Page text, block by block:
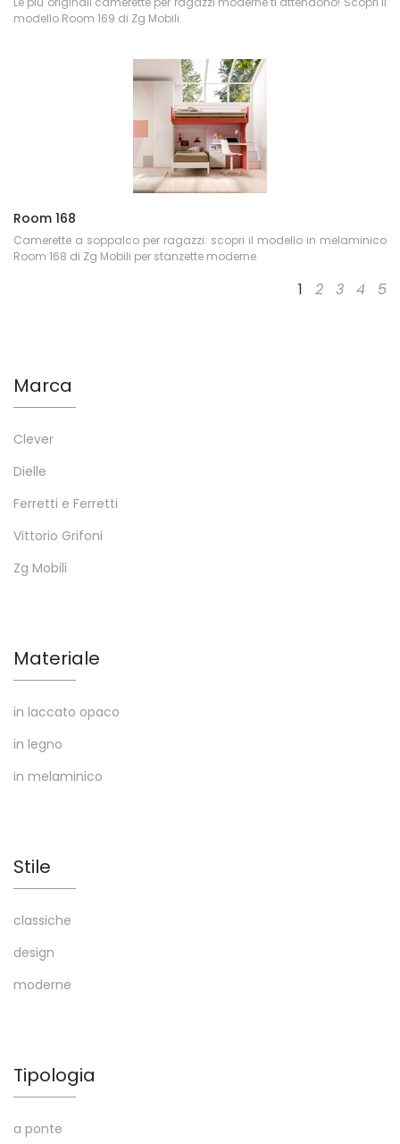
modello Room 169 di Zg Mobili.
Room 168
Camerette a soppalco per ragazzi: scopri il modello in melaminico
Room 168 di Zg Mobili per stanzette moderne.
1 2 3 4 5
Marca
Clever
Dielle
Ferretti e Ferretti
Vittorio Grifoni
Zg Mobili
Materiale
in laccato opaco
in legno
in melaminico
Stile
classiche
design
moderne
Tipologia
a ponte